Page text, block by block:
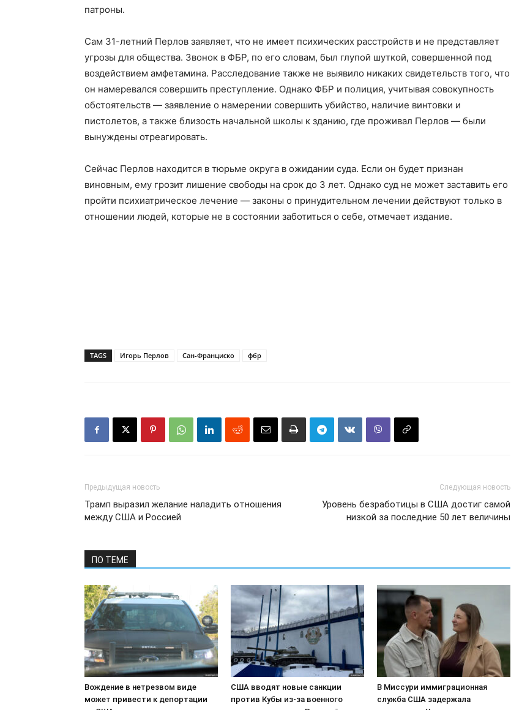
патроны.
Сам 31-летний Перлов заявляет, что не имеет психических расстройств и не представляет
угрозы для общества. Звонок в ФБР, по его словам, был глупой шуткой, совершенной под
воздействием амфетамина. Расследование также не выявило никаких свидетельств того, что
он намеревался совершить преступление. Однако ФБР и полиция, учитывая совокупность
обстоятельств — заявление о намерении совершить убийство, наличие винтовки и
пистолетов, а также близость начальной школы к зданию, где проживал Перлов — были
вынуждены отреагировать.
Сейчас Перлов находится в тюрьме округа в ожидании суда. Если он будет признан
виновным, ему грозит лишение свободы на срок до 3 лет. Однако суд не может заставить его
пройти психиатрическое лечение — законы о принудительном лечении действуют только в
отношении людей, которые не в состоянии заботиться о себе, отмечает издание.
TAGS Игорь Перлов Сан-Франциско фбр
Предыдущая новость
Трамп выразил желание наладить отношения
между США и Россией
Следующая новость
Уровень безработицы в США достиг самой
низкой за последние 50 лет величины
ПО ТЕМЕ
Вождение в нетрезвом виде
может привести к депортации
США вводят новые санкции
против Кубы из-за военного
В Миссури иммиграционная
служба США задержала